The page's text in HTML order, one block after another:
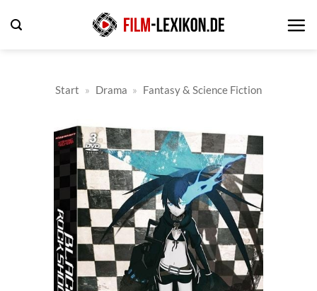
Inhalt
Start » Drama » Fantasy & Science Fiction